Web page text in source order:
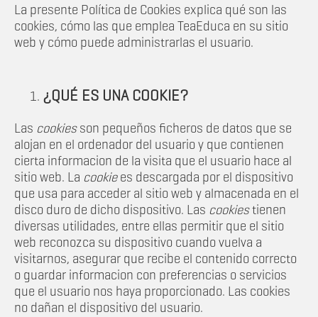
La presente Política de Cookies explica qué son las
cookies, cómo las que emplea TeaEduca en su sitio
web y cómo puede administrarlas el usuario.
¿QUÉ ES UNA COOKIE?
Las cookiesson pequeños ficheros de datos que se
alojan en el ordenador del usuario y que contienen
cierta informacion de la visita que el usuario hace al
sitio web. La cookiees descargada por el dispositivo
que usa para acceder al sitio web y almacenada en el
disco duro de dicho dispositivo. Las cookiestienen
diversas utilidades, entre ellas permitir que el sitio
web reconozca su dispositivo cuando vuelva a
visitarnos, asegurar que recibe el contenido correcto
o guardar informacion con preferencias o servicios
que el usuario nos haya proporcionado. Las cookies
no dañan el dispositivo del usuario.